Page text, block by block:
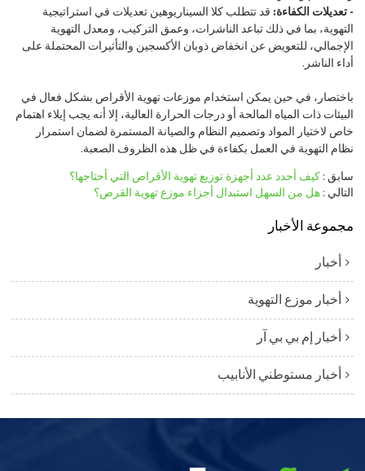
- تعديلات الكفاءة: قد تتطلب كلا السيناريوهين تعديلات في استراتيجية
التهوية، بما في ذلك تباعد الناشرات، وعمق التركيب، ومعدل التهوية
الإجمالي، للتعويض عن انخفاض ذوبان الأكسجين والتأثيرات المحتملة على
أداء الناشر.
باختصار، في حين يمكن استخدام موزعات تهوية الأقراص بشكل فعال في
البيئات ذات المياه المالحة أو درجات الحرارة العالية، إلا أنه يجب إيلاء اهتمام
خاص لاختيار المواد وتصميم النظام والصيانة المستمرة لضمان استمرار
نظام التهوية في العمل بكفاءة في ظل هذه الظروف الصعبة.
سابق كيف أحدد عدد أجهزة توزيع تهوية الأقراص التي أحتاجها؟
التالي هل من السهل استبدال أجزاء موزع تهوية القرص؟
مجموعة الأخبار
أخبار
أخبار موزع التهوية
أخبار إم بي بي آر
أخبار مستوطني الأنابيب